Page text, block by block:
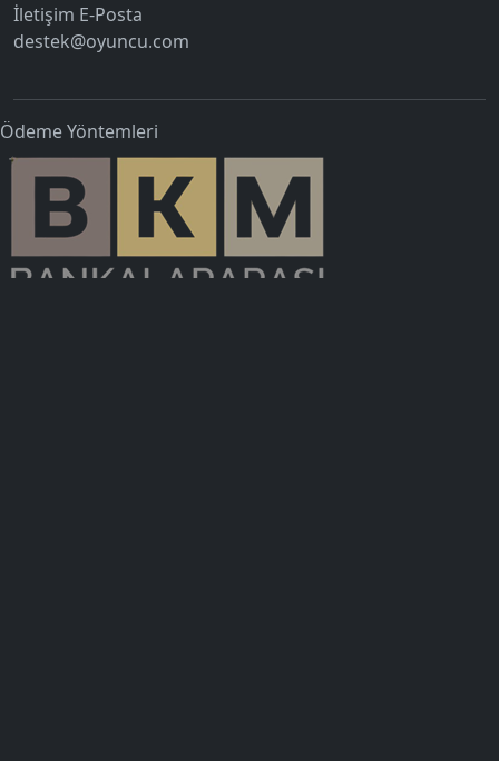
İletişim E-Posta
destek@oyuncu.com
Ödeme Yöntemleri